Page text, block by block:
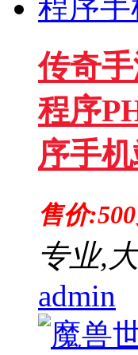
传奇
程序
序手
售价
专业,
admin